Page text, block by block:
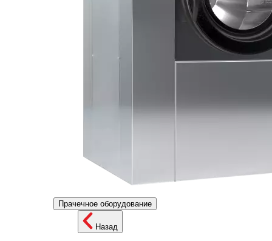
Прачечное оборудование
Назад